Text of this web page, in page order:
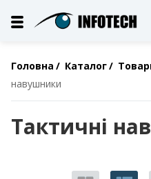
Головна Каталог
навушники
Тактичні